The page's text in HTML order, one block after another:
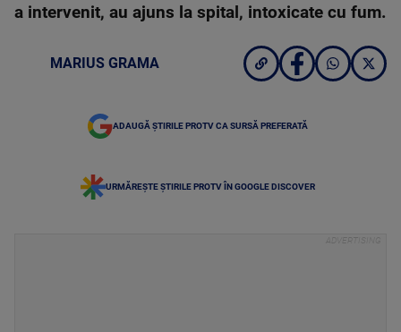
a intervenit, au ajuns la spital, intoxicate cu fum.
MARIUS GRAMA
ADAUGĂ ȘTIRILE PROTV CA SURSĂ PREFERATĂ
URMĂREȘTE ȘTIRILE PROTV ÎN GOOGLE DISCOVER